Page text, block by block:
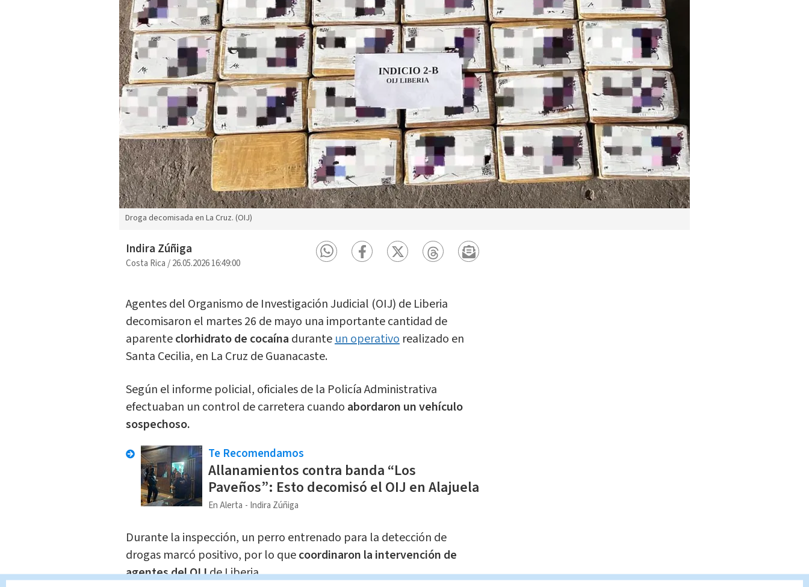
Droga decomisada en La Cruz. (OIJ)
Indira Zúñiga
Costa Rica/26.05.2026 16:49:00
Agentes del Organismo de Investigación Judicial (OIJ) de Liberia
decomisaron el martes 26 de mayo una importante cantidad de
aparenteclorhidrato de cocaína duranteun operativorealizado en
Santa Cecilia, en La Cruz de Guanacaste.
Según el informe policial, oficiales de la Policía Administrativa
efectuaban un control de carretera cuando abordaron un vehículo
sospechoso.
Te Recomendamos
Allanamientos contra banda “Los
Paveños”: Esto decomisó el OIJ en Alajuela
En Alerta Indira Zúñiga
Durante la inspección, un perro entrenado para la detección de
drogas marcó positivo, por lo quecoordinaron la intervención de
agentes del OIJde Liberia.